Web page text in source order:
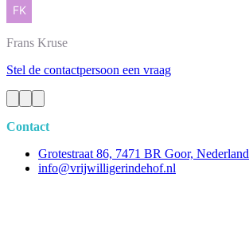
Frans Kruse
Stel de contactpersoon een vraag
Contact
Grotestraat 86, 7471 BR Goor, Nederland
info@vrijwilligerindehof.nl